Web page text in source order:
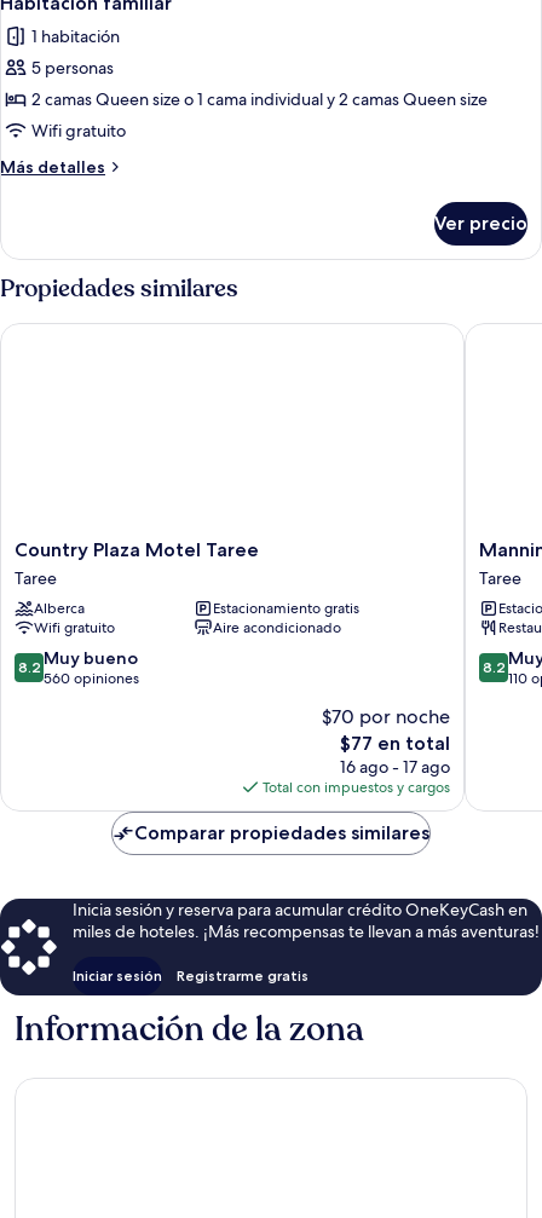
todas
las
fotos
de
Habitación
familiar
1 habitación
5 personas
2 camas Queen size o 1 cama individual y 2 camas Queen size
Wifi gratuito
Más detalles
Más
familiar
Ver precio
Propiedades similares
Country
Plaza
Motel
Taree
Taree
Country Plaza Motel Taree
Taree
Alberca
Estacionamiento gratis
Wifi gratuito
Aire acondicionado
8.2
de
8.2 Muy bueno
560 opiniones
$70 por noche
El
precio
actual
es
de
$77
$77 en total
16 ago - 17 ago
Total con impuestos y cargos
Country Plaza Motel Taree
River
Motel
Taree
Taree
8.2
de
8.2
110
Comparar propiedades similares
Inicia sesión y reserva para acumular crédito OneKeyCash en
miles de hoteles. ¡Más recompensas te llevan a más aventuras!
Iniciar sesión Registrarme gratis
Información de la zona